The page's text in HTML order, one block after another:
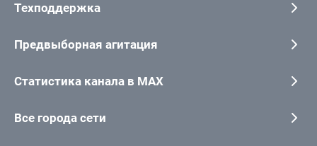
Техподдержка
Предвыборная агитация
Статистика канала в MAX
Все города сети